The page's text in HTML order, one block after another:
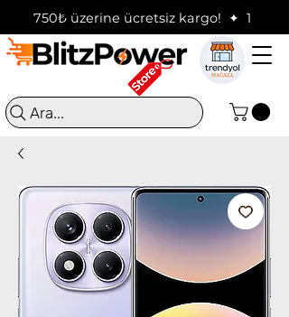
750₺ üzerine ücretsiz kargo!  ✦
Ara...